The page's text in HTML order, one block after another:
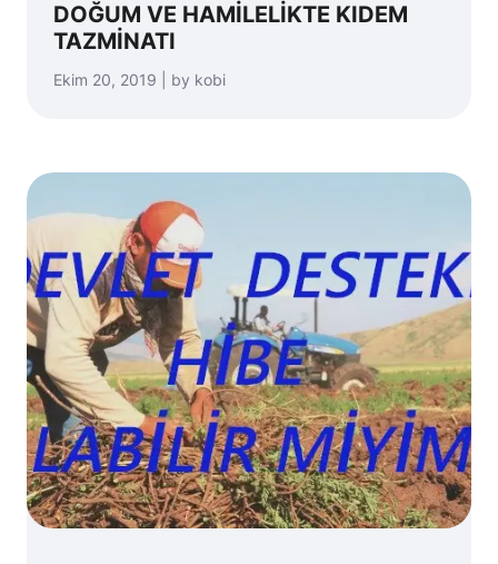
DOĞUM VE HAMİLELİKTE KIDEM
TAZMİNATI
Ekim 20, 2019 | by kobi